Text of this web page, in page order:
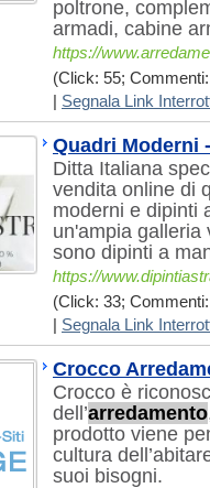
poltrone,
armadi, cabine
https://
(Click: 55;
Segnala Link
Quadri Moderni
Ditta Italiana
vendita online di
moderni e dipinti
un'ampia galleria
sono dipinti a
https://
(Click: 33;
Segnala Link
Crocco
Crocco è
dell’arredamento
prodotto viene
cultura
suoi bisogni.